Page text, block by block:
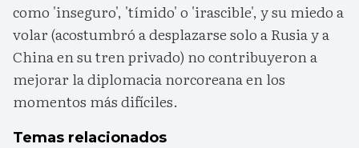
como 'inseguro', 'tímido' o 'irascible', y su miedo a
volar (acostumbró a desplazarse solo a Rusia y a
China en su tren privado) no contribuyeron a
mejorar la diplomacia norcoreana en los
momentos más difíciles.
Temas relacionados